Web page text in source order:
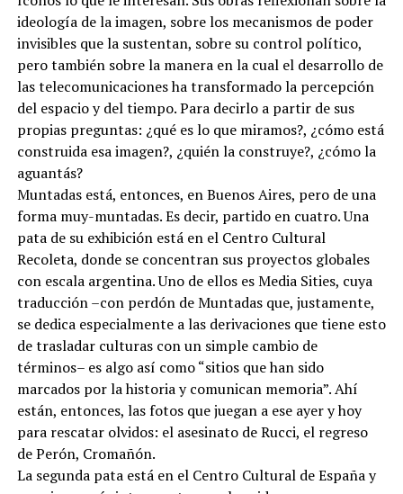
ideología de la imagen, sobre los mecanismos de poder
invisibles que la sustentan, sobre su control político,
pero también sobre la manera en la cual el desarrollo de
las telecomunicaciones ha transformado la percepción
del espacio y del tiempo. Para decirlo a partir de sus
propias preguntas: ¿qué es lo que miramos?, ¿cómo está
construida esa imagen?, ¿quién la construye?, ¿cómo la
aguantás?
Muntadas está, entonces, en Buenos Aires, pero de una
forma muy-muntadas. Es decir, partido en cuatro. Una
pata de su exhibición está en el Centro Cultural
Recoleta, donde se concentran sus proyectos globales
con escala argentina. Uno de ellos es Media Sities, cuya
traducción –con perdón de Muntadas que, justamente,
se dedica especialmente a las derivaciones que tiene esto
de trasladar culturas con un simple cambio de
términos– es algo así como “sitios que han sido
marcados por la historia y comunican memoria”. Ahí
están, entonces, las fotos que juegan a ese ayer y hoy
para rescatar olvidos: el asesinato de Rucci, el regreso
de Perón, Cromañón.
La segunda pata está en el Centro Cultural de España y